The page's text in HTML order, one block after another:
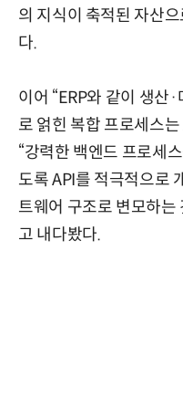
의 지식이 축적된 자산
다.
이어 “ERP와 같이 생산
로 얽힌 복합 프로세스
“강력한 백엔드 프로세
도록 API를 적극적으로
트웨어 구조로 변모하는
고 내다봤다.